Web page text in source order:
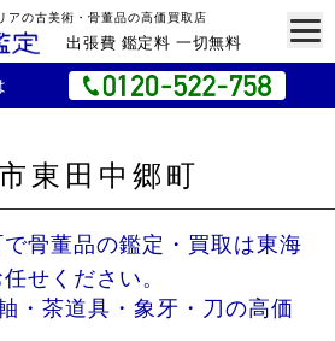
アの古美術・骨董品の高価買取店
出張費 鑑定料 一切無料
東田中郷町
骨董品の鑑定・買取は東海
せください。
・茶道具・象牙・刀の高価